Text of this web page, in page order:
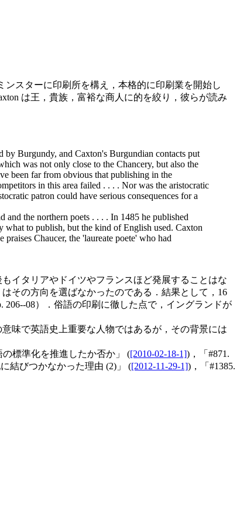
ンスターに印刷所を構え，本格的に印刷業を開始し
は王，貴族，富裕な商人に的を絞り，彼らが読み
Burgundy, and Caxton's Burgundian contacts put
was not only close to the Chancery, but also the
been far from obvious that publishing in the
in this area failed . . . . Nor was the aristocratic
patron could have serious consequences for a
the northern poets . . . . In 1485 he published
what to publish, but the kind of English used. Caxton
praises Chaucer, the 'laureate poete' who had
イタリアやドイツやフランスほど発展することはな
その方向を選ばなかったのである．結果として，16
08）．俗語の印刷に徹した点で，イングランドが
味で英語史上重要な人物ではあるが，その背景には
標準化を推進したか否か」 ([2010-02-18-1])，「#871.
結びつかなかった理由 (2)」 ([2012-11-29-1])，「#1385.